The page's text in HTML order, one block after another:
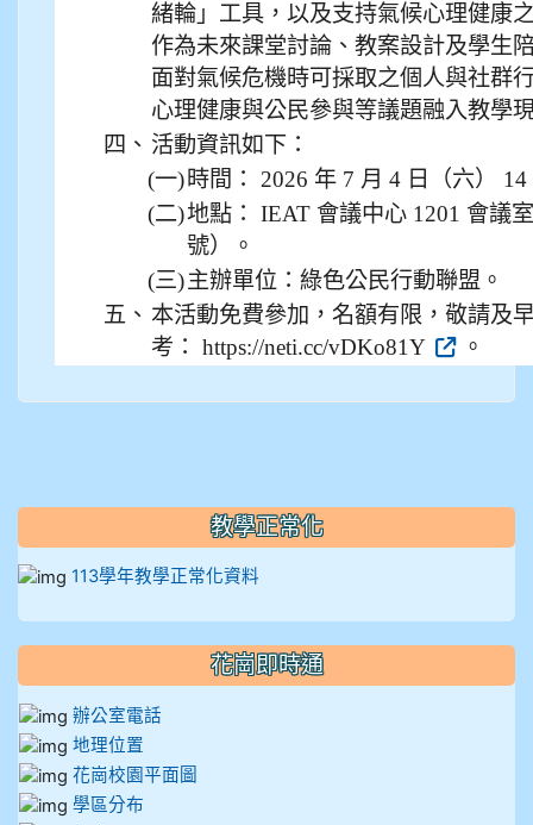
緒輪」工具，以及支持氣候心理健康
作為未來課堂討論、教案設計及學生
面對氣候危機時可採取之個人與社群
心理健康與公民參與等議題融入教學
四、 活動資訊如下：
(一)時間： 2026 年 7 月 4 日（六）
(二)地點： IEAT 會議中心 1201 會議
號）。
(三)主辦單位：綠色公民行動聯盟。
五、 本活動免費參加，名額有限，敬請及
考： https://neti.cc/vDKo81Y
。
教學正常化
113學年教學正常化資料
花崗即時通
辦公室電話
地理位置
花崗校園平面圖
學區分布